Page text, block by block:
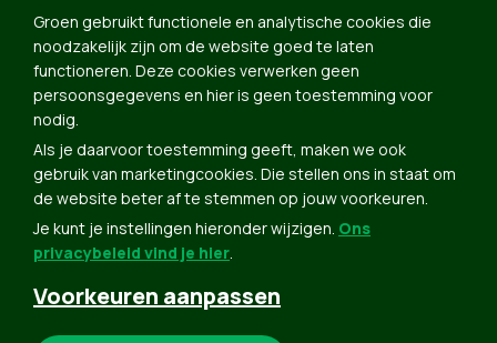
Contact
Groen in je buurt
Meldpunt
Word lid
Agenda
Bekijk kalender
Verleng je lidmaatschap
Programma oktober 2024
Programma juni 2024
Downloads
Groen gebruikt functionele en analytische cookies die
noodzakelijk zijn om de website goed te laten
functioneren. Deze cookies verwerken geen
persoonsgegevens en hier is geen toestemming voor
nodig.
Als je daarvoor toestemming geeft, maken we ook
gebruik van marketingcookies. Die stellen ons in staat om
de website beter af te stemmen op jouw voorkeuren.
Je kunt je instellingen hieronder wijzigen. Ons
privacybeleid vind je hier.
Voorkeuren aanpassen